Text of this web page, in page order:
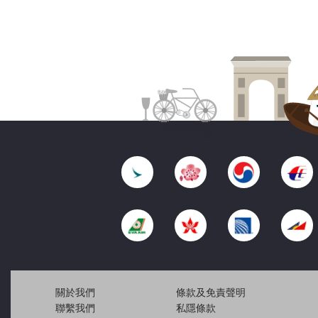
關於我們
聯繫我們
條款及免責聲明
私隱條款